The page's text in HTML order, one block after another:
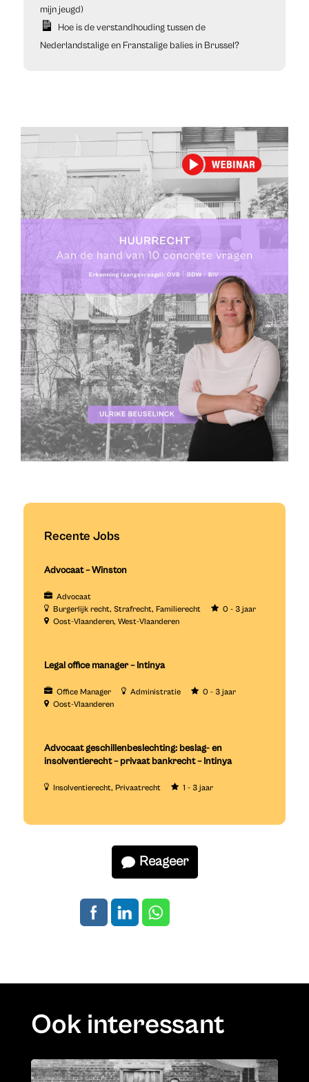
mijn jeugd)
Hoe is de verstandhouding tussen de
Nederlandstalige en Franstalige balies in Brussel?
Recente Jobs
Advocaat – Winston
Advocaat
Burgerlijk recht Strafrecht Familierecht
0 - 3 jaar
Oost-Vlaanderen West-Vlaanderen
Legal office manager – Intinya
Office Manager Administratie
0 - 3 jaar
Oost-Vlaanderen
Advocaat geschillenbeslechting: beslag- en
insolventierecht – privaat bankrecht – Intinya
Insolventierecht Privaatrecht 1 - 3 jaar
Reageer
Ook interessant